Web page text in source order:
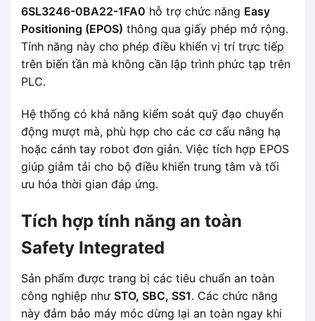
6SL3246-0BA22-1FA0 hỗ trợ chức năng Easy
Positioning (EPOS) thông qua giấy phép mở rộng.
Tính năng này cho phép điều khiển vị trí trực tiếp
trên biến tần mà không cần lập trình phức tạp trên
PLC.
Hệ thống có khả năng kiểm soát quỹ đạo chuyển
động mượt mà, phù hợp cho các cơ cấu nâng hạ
hoặc cánh tay robot đơn giản. Việc tích hợp EPOS
giúp giảm tải cho bộ điều khiển trung tâm và tối
ưu hóa thời gian đáp ứng.
Tích hợp tính năng an toàn
Safety Integrated
Sản phẩm được trang bị các tiêu chuẩn an toàn
công nghiệp như STO, SBC, SS1. Các chức năng
này đảm bảo máy móc dừng lại an toàn ngay khi